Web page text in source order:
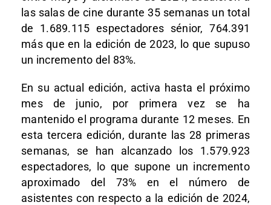
las salas de cine durante 35 semanas un total
de 1.689.115 espectadores sénior, 764.391
más que en la edición de 2023, lo que supuso
un incremento del 83%.
En su actual edición, activa hasta el próximo
mes de junio, por primera vez se ha
mantenido el programa durante 12 meses. En
esta tercera edición, durante las 28 primeras
semanas, se han alcanzado los 1.579.923
espectadores, lo que supone un incremento
aproximado del 73% en el número de
asistentes con respecto a la edición de 2024,